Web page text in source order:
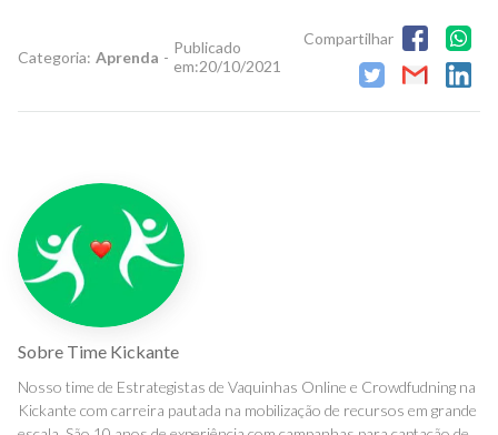
Categoria: Aprenda - Publicado
em:20/10/2021
Compartilhar
Sobre Time Kickante
Nosso time de Estrategistas de Vaquinhas Online e Crowdfudning na
Kickante com carreira pautada na mobilização de recursos em grande